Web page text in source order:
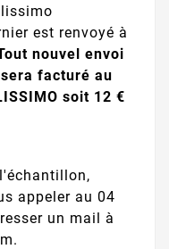
est renvoyé à
nouvel envoi
facturé au
soit 12 €
appeler au 04
un mail à